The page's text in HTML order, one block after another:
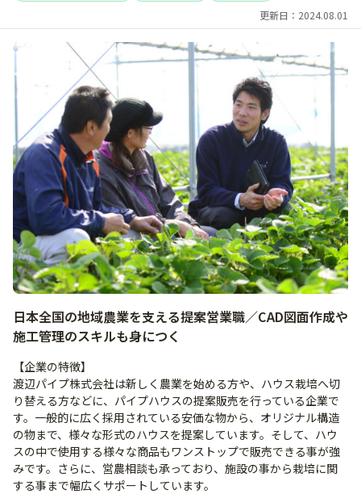
更新日：2024.08.01
日本全国の地域農業を支える提案営業職／CAD図面作成や
施工管理のスキルも身につく
【企業の特徴】
渡辺パイプ株式会社は新しく農業を始める方や、ハウス栽培へ切
り替える方などに、パイプハウスの提案販売を行っている企業で
す。一般的に広く採用されている安価な物から、オリジナル構造
の物まで、様々な形式のハウスを提案しています。そして、ハウ
スの中で使用する様々な商品もワンストップで販売できる事が強
みです。さらに、営農相談も承っており、施設の事から栽培に関
する事まで幅広くサポートしています。